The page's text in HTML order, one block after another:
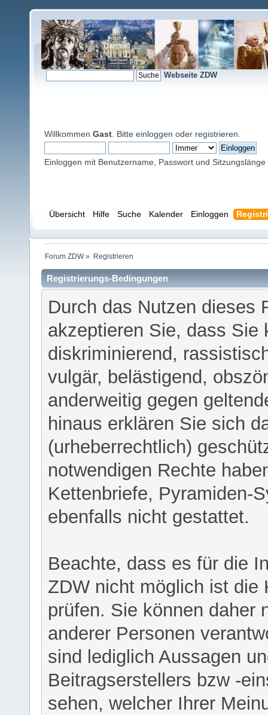
Webseite ZDW
Willkommen Gast . Bitte einloggen oder registrieren
Einloggen mit Benutzername, Passwort und Sitzungslänge
Übersicht Hilfe Suche Kalender Einloggen
Forum ZDW» Registrieren
Registrierungs-Bedingungen
Durch das Nutzen dieses
akzeptieren Sie, dass Sie
diskriminierend,
vulgär, belästigend,
anderweitig gegen
hinaus erklären Sie sich
(urheberrechtlich)
notwendigen Rechte
Kettenbriefe, Pyramiden-
ebenfalls nicht gestattet.
Beachte, dass es für die
ZDW nicht möglich ist die
prüfen. Sie können daher
anderer Personen
sind lediglich Aussagen
Beitragserstellers bzw -
sehen, welcher Ihrer